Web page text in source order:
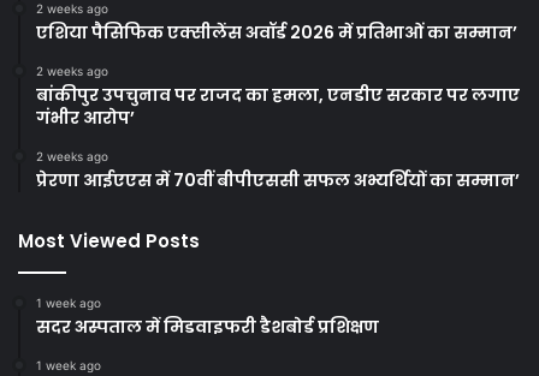
2 weeks ago
एशिया पैसिफिक एक्सीलेंस अवॉर्ड 2026 में प्रतिभाओं का सम्मान’
2 weeks ago
बांकीपुर उपचुनाव पर राजद का हमला, एनडीए सरकार पर लगाए
गंभीर आरोप’
2 weeks ago
प्रेरणा आईएएस में 70वीं बीपीएससी सफल अभ्यर्थियों का सम्मान’
Most Viewed Posts
1 week ago
सदर अस्पताल में मिडवाइफरी डैशबोर्ड प्रशिक्षण
1 week ago